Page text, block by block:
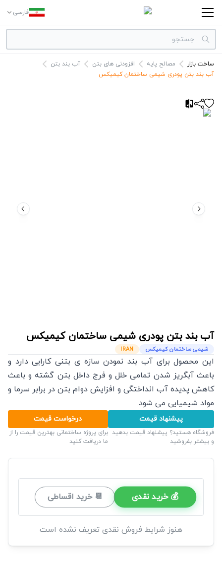
فارسی
دسته بندی‌ها
ساخت بازار مصالح پایه افزودنی های بتن
آب بند بتن
آب بند بتن پودری شیمی ساختمان کیمیکس
آب بند بتن پودری شیمی ساختمان کیمیکس
شیمی ساختمان کیمیکس IRAN
این محصول برای آب بند نمودن سازه ی بتنی کارایی دارد و
باعث آبگریز شدن تمامی خلل و فرج داخل بتن گشته و باعث
کاهش پدیده آب انداختگی و افزایش دوام بتن در برابر سرما و
مواد شیمیایی می شود.
پیشنهاد قیمت
فروشگاه هستید؟ پیشنهاد قیمت بدهید
و بیشتر بفروشید
درخواست قیمت
برای پروژه ساختمانی بهترین قیمت را از
ما دریافت کنید
💰 خرید نقدی 📆 خرید اقساطی
هنوز شرایط فروش نقدی تعریف نشده است